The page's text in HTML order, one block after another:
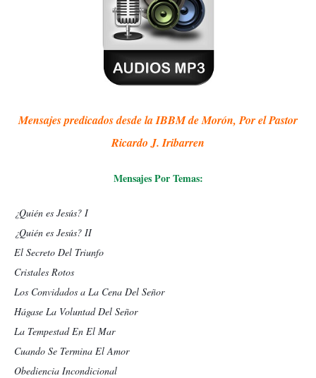
Mensajes predicados desde la IBBM de Morón, Por el Pastor
Ricardo J. Iribarren
Mensajes Por Temas:
¿Quién es Jesús? I
¿Quién es Jesús? II
El Secreto Del Triunfo
Cristales Rotos
Los Convidados a La Cena Del Señor
Hágase La Voluntad Del Señor
La Tempestad En El Mar
Cuando Se Termina El Amor
Obediencia Incondicional